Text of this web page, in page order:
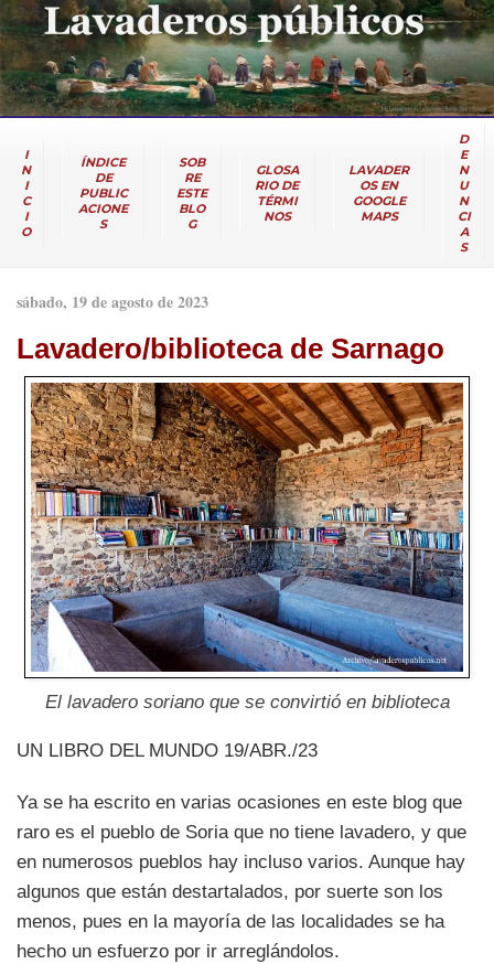
I
N
I
C
I
O
ÍNDICE
DE
PUBLIC
ACIONE
S
SOB
RE
ESTE
BLO
G
GLOSA
RIO DE
TÉRMI
NOS
LAVADER
OS EN
GOOGLE
MAPS
D
E
N
U
N
CI
A
S
sábado, 19 de agosto de 2023
Lavadero/biblioteca de Sarnago
El lavadero soriano que se convirtió en biblioteca
UN LIBRO DEL MUNDO 19/ABR./23
Ya se ha escrito en varias ocasiones en este blog que
raro es el pueblo de Soria que no tiene lavadero, y que
en numerosos pueblos hay incluso varios. Aunque hay
algunos que están destartalados, por suerte son los
menos, pues en la mayoría de las localidades se ha
hecho un esfuerzo por ir arreglándolos.